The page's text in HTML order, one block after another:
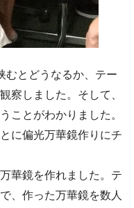
むとどうなるか、テー
察しました。そして、
ことがわかりました。
に偏光万華鏡作りにチ
華鏡を作れました。テ
、作った万華鏡を数人